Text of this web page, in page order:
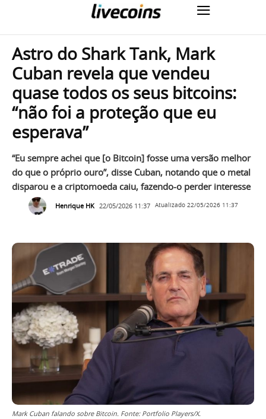
Astro do Shark Tank, Mark
Cuban revela que vendeu
quase todos os seus bitcoins:
“não foi a proteção que eu
esperava”
“Eu sempre achei que [o Bitcoin] fosse uma versão melhor
do que o próprio ouro”, disse Cuban, notando que o metal
disparou e a criptomoeda caiu, fazendo-o perder interesse
Henrique HK 22/05/2026 11:37 Atualizado 22/05/2026 11:37
Mark Cuban falando sobre Bitcoin. Fonte: Portfolio Players/X.